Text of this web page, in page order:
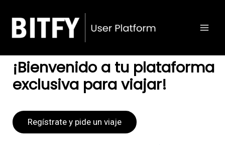
contenido
¡Bienvenido a tu plataforma
exclusiva para viajar!
Regístrate y pide un viaje